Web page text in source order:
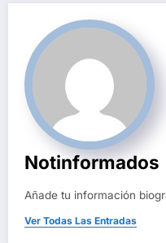
Notinformados
Añade tu información
Ver Todas Las Entradas